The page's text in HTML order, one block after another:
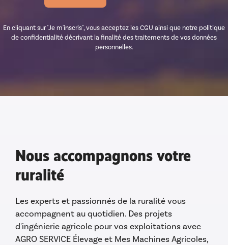
En cliquant sur "Je m'inscris", vous acceptez les CGU ainsi que notre politique
de confidentialité décrivant la finalité des traitements de vos données
personnelles.
Nous accompagnons votre
ruralité
Les experts et passionnés de la ruralité vous
accompagnent au quotidien. Des projets
d'ingénierie agricole pour vos exploitations avec
AGRO SERVICE Élevage et Mes Machines Agricoles,